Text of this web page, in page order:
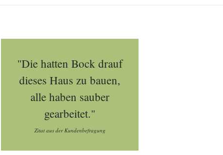
"Die hatten Bock drauf
dieses Haus zu bauen,
alle haben sauber
gearbeitet."
Zitat aus der Kundenbefragung